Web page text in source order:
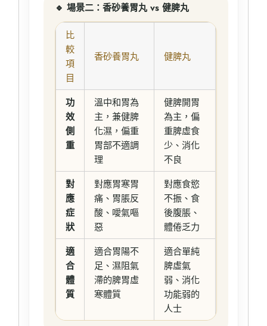
🔹 場景二：香砂養胃丸 vs 健脾丸
比
較
項
目
香砂養胃丸 健脾丸
功
效
側
重
溫中和胃為
主，兼健脾
化濕，偏重
胃部不適調
理
健脾開胃
為主，偏
重脾虛食
少、消化
不良
對
應
症
狀
對應胃寒胃
痛、胃脹反
酸、噯氣嘔
惡
對應食慾
不振、食
後腹脹、
體倦乏力
適
合
體
質
適合胃陽不
足、濕阻氣
滯的脾胃虛
寒體質
適合單純
脾虛氣
弱、消化
功能弱的
人士